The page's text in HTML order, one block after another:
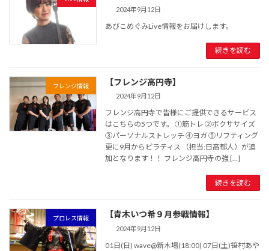
2024年9月12日
あびこめぐみLive情報をお届けします。
続きを読む
フレンジ情報 【フレンジ高円寺】
2024年9月12日
フレンジ高円寺で皆様にご提供できるサービス
はこちらの5つです。 ①筋トレ ②ボクササイズ
③パーソナルストレッチ ④ヨガ ⑤リフティング
更に9月からピラティス （担当:日高郁人）が追
加となります！！ フレンジ高円寺の強 […]
続きを読む
プロレス情報 【青木いつ希９月参戦情報】
2024年9月12日
01日(日) wave@新木場(18:00) 07日(土)笹村あや